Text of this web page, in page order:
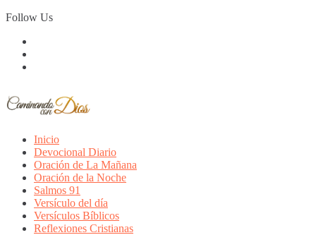
Skip
to
Follow Us
Inicio
Devocional Diario
Oración de La Mañana
Oración de la Noche
Salmos 91
Versículo del día
Versículos Bíblicos
Reflexiones Cristianas